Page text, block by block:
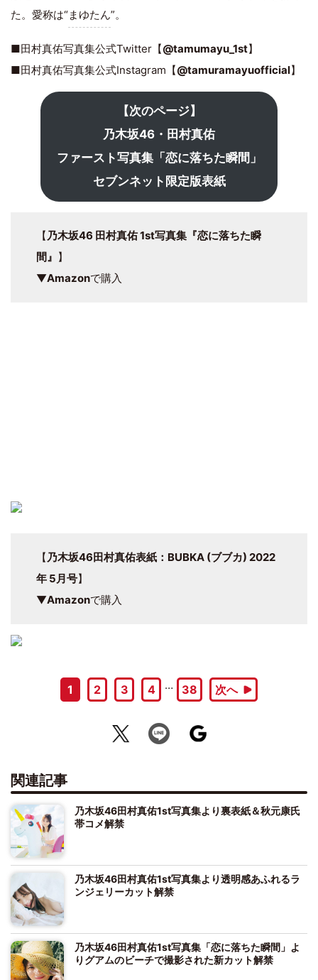
た。愛称は“まゆたん”。
■田村真佑写真集公式Twitter【@tamumayu_1st】
■田村真佑写真集公式Instagram【@tamuramayuofficial】
【次のページ】
乃木坂46・田村真佑
ファースト写真集「恋に落ちた瞬間」
セブンネット限定版表紙
【乃木坂46 田村真佑 1st写真集『恋に落ちた瞬
間』 】
▼Amazonで購入
【乃木坂46田村真佑表紙：BUBKA (ブブカ) 2022
年 5月号】
▼Amazonで購入
1 2 3 4 … 38 次へ
関連記事
乃木坂46田村真佑1st写真集より裏表紙＆秋元康氏
帯コメ解禁
乃木坂46田村真佑1st写真集より透明感あふれるラ
ンジェリーカット解禁
乃木坂46田村真佑1st写真集「恋に落ちた瞬間」よ
りグアムのビーチで撮影された新カット解禁